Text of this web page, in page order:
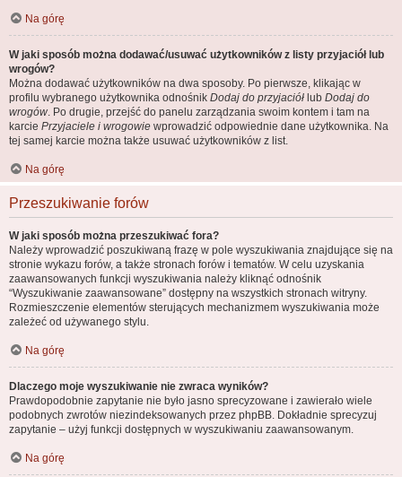
Na górę
W jaki sposób można dodawać/usuwać użytkowników z listy przyjaciół lub
wrogów?
Można dodawać użytkowników na dwa sposoby. Po pierwsze, klikając w
profilu wybranego użytkownika odnośnik Dodaj do przyjaciół lub Dodaj do
wrogów. Po drugie, przejść do panelu zarządzania swoim kontem i tam na
karcie Przyjaciele i wrogowie wprowadzić odpowiednie dane użytkownika. Na
tej samej karcie można także usuwać użytkowników z list.
Na górę
Przeszukiwanie forów
W jaki sposób można przeszukiwać fora?
Należy wprowadzić poszukiwaną frazę w pole wyszukiwania znajdujące się na
stronie wykazu forów, a także stronach forów i tematów. W celu uzyskania
zaawansowanych funkcji wyszukiwania należy kliknąć odnośnik
“Wyszukiwanie zaawansowane” dostępny na wszystkich stronach witryny.
Rozmieszczenie elementów sterujących mechanizmem wyszukiwania może
zależeć od używanego stylu.
Na górę
Dlaczego moje wyszukiwanie nie zwraca wyników?
Prawdopodobnie zapytanie nie było jasno sprecyzowane i zawierało wiele
podobnych zwrotów niezindeksowanych przez phpBB. Dokładnie sprecyzuj
zapytanie – użyj funkcji dostępnych w wyszukiwaniu zaawansowanym.
Na górę